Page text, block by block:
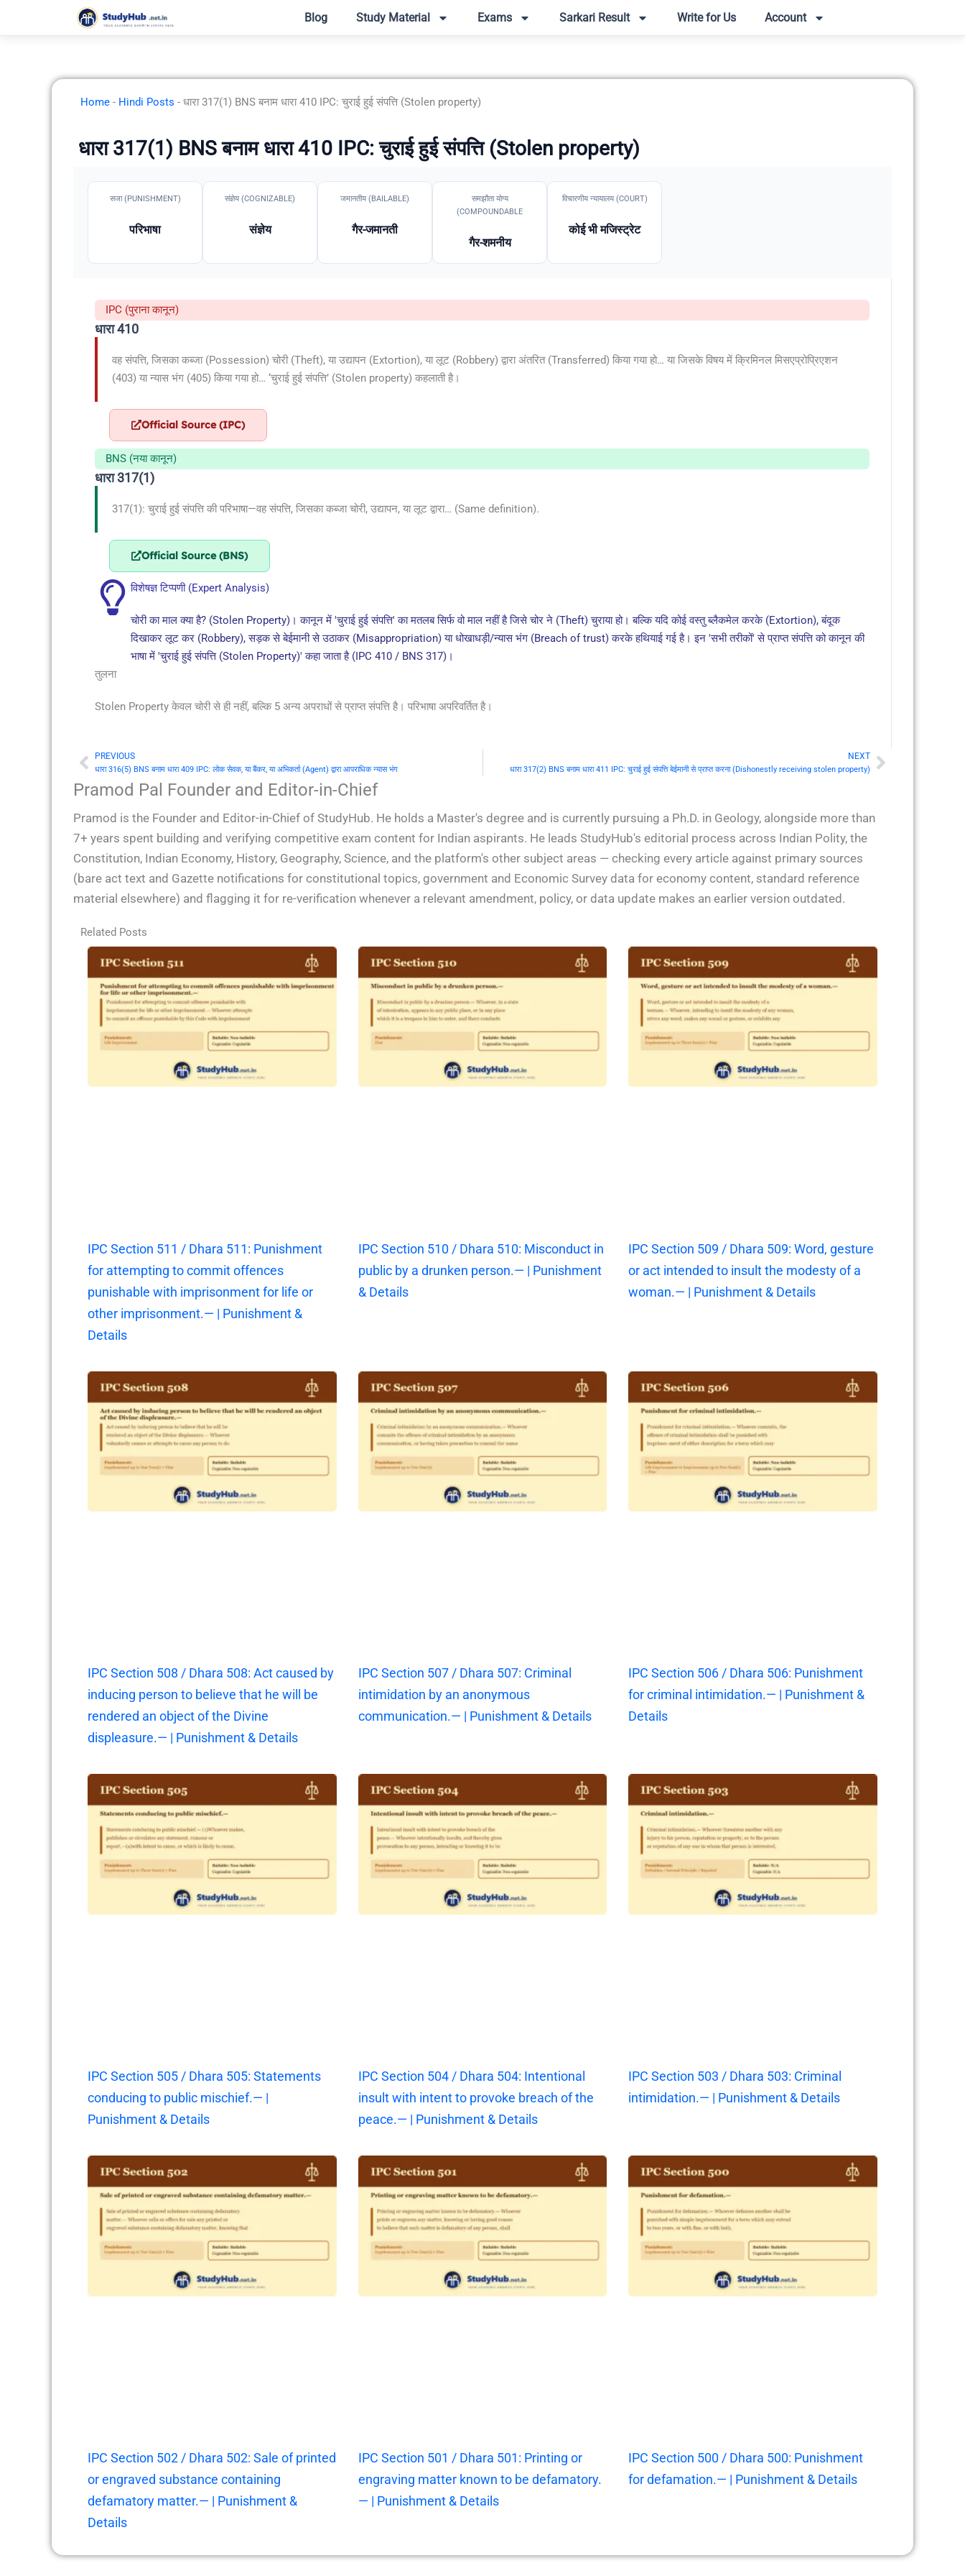
Blog Study Material Exams Sarkari Result Write for Us Account
Home - Hindi Posts - धारा 317(1) BNS बनाम धारा 410 IPC: चुराई हुई संपत्ति (Stolen property)
धारा 317(1) BNS बनाम धारा 410 IPC: चुराई हुई संपत्ति (Stolen property)
सजा (PUNISHMENT)
परिभाषा
संज्ञेय (COGNIZABLE)
संज्ञेय
जमानतीय (BAILABLE)
गैर-जमानती
समझौता योग्य
(COMPOUNDABLE
गैर-शमनीय
विचारणीय न्यायालय (COURT)
कोई भी मजिस्ट्रेट
IPC (पुराना कानून)
धारा 410
वह संपत्ति, जिसका कब्जा (Possession) चोरी (Theft), या उद्यापन (Extortion), या लूट (Robbery) द्वारा अंतरित (Transferred) किया गया हो… या जिसके विषय में क्रिमिनल मिसएप्रोप्रिएशन
(403) या न्यास भंग (405) किया गया हो… ‘चुराई हुई संपत्ति’ (Stolen property) कहलाती है।
Official Source (IPC)
BNS (नया कानून)
धारा 317(1)
317(1): चुराई हुई संपत्ति की परिभाषा—वह संपत्ति, जिसका कब्जा चोरी, उद्यापन, या लूट द्वारा… (Same definition).
Official Source (BNS)
विशेषज्ञ टिप्पणी (Expert Analysis)
चोरी का माल क्या है? (Stolen Property)। कानून में 'चुराई हुई संपत्ति' का मतलब सिर्फ वो माल नहीं है जिसे चोर ने (Theft) चुराया हो। बल्कि यदि कोई वस्तु ब्लैकमेल करके (Extortion), बंदूक
दिखाकर लूट कर (Robbery), सड़क से बेईमानी से उठाकर (Misappropriation) या धोखाधड़ी/न्यास भंग (Breach of trust) करके हथियाई गई है। इन 'सभी तरीकों' से प्राप्त संपत्ति को कानून की
भाषा में 'चुराई हुई संपत्ति (Stolen Property)' कहा जाता है (IPC 410 / BNS 317)।
तुलना
Stolen Property केवल चोरी से ही नहीं, बल्कि 5 अन्य अपराधों से प्राप्त संपत्ति है। परिभाषा अपरिवर्तित है।
PrevPREVIOUS
धारा 316(5) BNS बनाम धारा 409 IPC: लोक सेवक, या बैंकर, या अभिकर्ता (Agent) द्वारा आपराधिक न्यास भंग
NEXT
धारा 317(2) BNS बनाम धारा 411 IPC: चुराई हुई संपत्ति बेईमानी से प्राप्त करना (Dishonestly receiving stolen property) Next
Pramod Pal Founder and Editor-in-Chief
Pramod is the Founder and Editor-in-Chief of StudyHub. He holds a Master's degree and is currently pursuing a Ph.D. in Geology, alongside more than
7+ years spent building and verifying competitive exam content for Indian aspirants. He leads StudyHub's editorial process across Indian Polity, the
Constitution, Indian Economy, History, Geography, Science, and the platform's other subject areas — checking every article against primary sources
(bare act text and Gazette notifications for constitutional topics, government and Economic Survey data for economy content, standard reference
material elsewhere) and flagging it for re-verification whenever a relevant amendment, policy, or data update makes an earlier version outdated.
Related Posts
IPC Section 511 / Dhara 511: Punishment
for attempting to commit offences
punishable with imprisonment for life or
other imprisonment.— | Punishment &
Details
IPC Section 510 / Dhara 510: Misconduct in
public by a drunken person.— | Punishment
& Details
IPC Section 509 / Dhara 509: Word, gesture
or act intended to insult the modesty of a
woman.— | Punishment & Details
IPC Section 508 / Dhara 508: Act caused by
inducing person to believe that he will be
rendered an object of the Divine
displeasure.— | Punishment & Details
IPC Section 507 / Dhara 507: Criminal
intimidation by an anonymous
communication.— | Punishment & Details
IPC Section 506 / Dhara 506: Punishment
for criminal intimidation.— | Punishment &
Details
IPC Section 505 / Dhara 505: Statements
conducing to public mischief.— |
Punishment & Details
IPC Section 504 / Dhara 504: Intentional
insult with intent to provoke breach of the
peace.— | Punishment & Details
IPC Section 503 / Dhara 503: Criminal
intimidation.— | Punishment & Details
IPC Section 502 / Dhara 502: Sale of printed
or engraved substance containing
defamatory matter.— | Punishment &
Details
IPC Section 501 / Dhara 501: Printing or
engraving matter known to be defamatory.
— | Punishment & Details
IPC Section 500 / Dhara 500: Punishment
for defamation.— | Punishment & Details